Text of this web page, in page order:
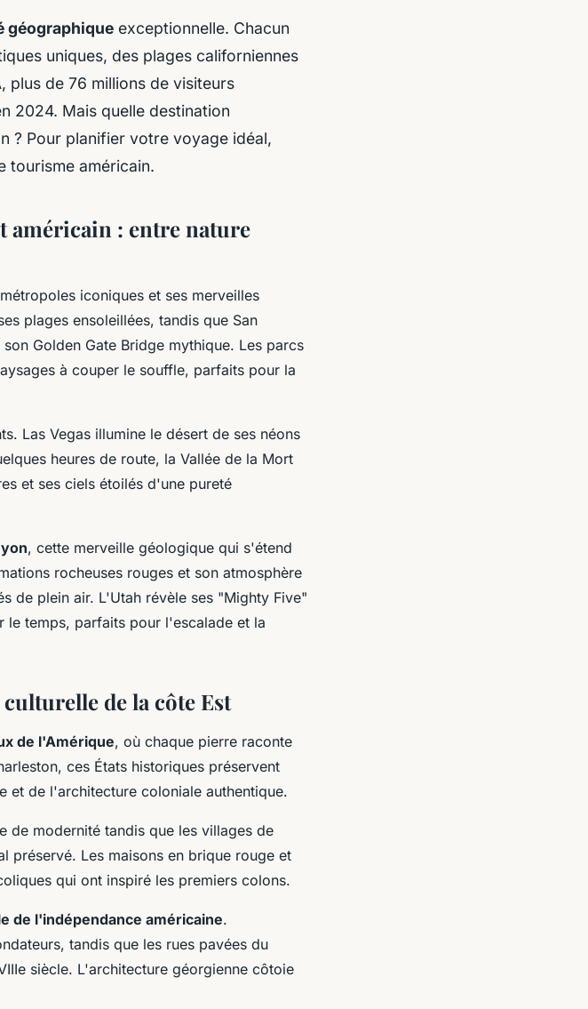
géographique exceptionnelle. Chacun
uniques, des plages californiennes
plus de 76 millions de visiteurs
2024. Mais quelle destination
? Pour planifier votre voyage idéal,
tourisme américain.
américain : entre nature
iconiques et ses merveilles
plages ensoleillées, tandis que San
Golden Gate Bridge mythique. Les parcs
à couper le souffle, parfaits pour la
Las Vegas illumine le désert de ses néons
heures de route, la Vallée de la Mort
et ses ciels étoilés d'une pureté
, cette merveille géologique qui s'étend
rocheuses rouges et son atmosphère
de plein air. L'Utah révèle ses "Mighty Five"
le temps, parfaits pour l'escalade et la
de la côte Est
de l'Amérique, où chaque pierre raconte
ces États historiques préservent
et de l'architecture coloniale authentique.
de modernité tandis que les villages de
préservé. Les maisons en brique rouge et
qui ont inspiré les premiers colons.
de l'indépendance américaine.
tandis que les rues pavées du
siècle. L'architecture géorgienne côtoie